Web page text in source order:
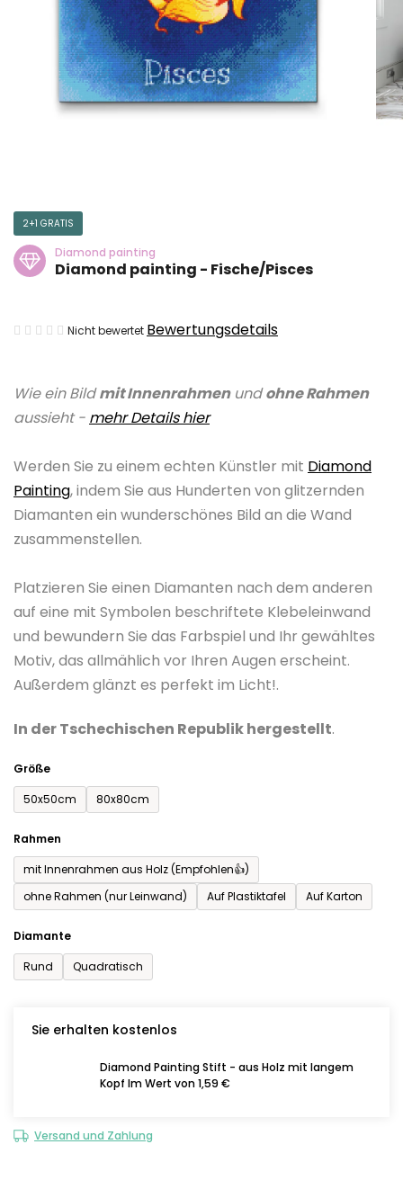
Wie ein Bildmit Innenrahmenundohne Rahmen
aussieht - mehr Details hier
Werden Sie zu einem echten Künstler mit Diamond
Painting, indem Sie aus Hunderten von glitzernden
Diamanten ein wunderschönes Bild an die Wand
zusammenstellen.
Platzieren Sie einen Diamanten nach dem anderen
auf eine mit Symbolen beschriftete Klebeleinwand
und bewundern Sie das Farbspiel und Ihr gewähltes
Motiv, das allmählich vor Ihren Augen erscheint.
Außerdem glänzt es perfekt im Licht!.
In der Tschechischen Republik hergestellt.
Größe
50x50cm
80x80cm
Rahmen
mit Innenrahmen aus Holz (Empfohlen👍)
ohne Rahmen (nur Leinwand)
Auf Plastiktafel Auf Karton
Diamante
Rund
Quadratisch
Sie erhalten kostenlos
Diamond Painting Stift - aus Holz mit langem
Kopf Im Wert von 1,59 €
Versand und Zahlung
2+1 GRATIS
Diamond painting
Diamond painting - Fische/Pisces
Die
ist
0,0
5
Sternen.
Nicht bewertet Bewertungsdetails